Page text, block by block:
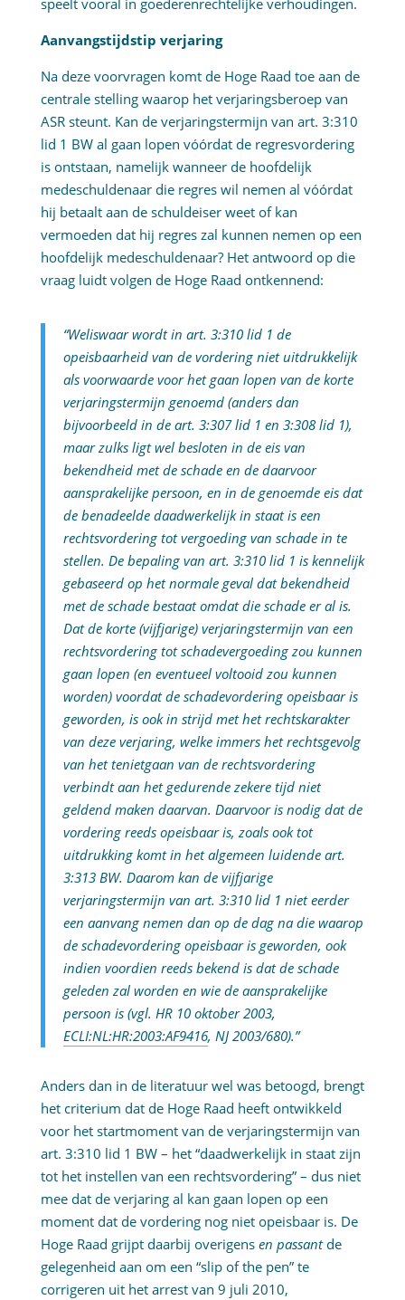
speelt vooral in goederenrechtelijke verhoudingen.
Aanvangstijdstip verjaring
Na deze voorvragen komt de Hoge Raad toe aan de
centrale stelling waarop het verjaringsberoep van
ASR steunt. Kan de verjaringstermijn van art. 3:310
lid 1 BW al gaan lopen vóórdat de regresvordering
is ontstaan, namelijk wanneer de hoofdelijk
medeschuldenaar die regres wil nemen al vóórdat
hij betaalt aan de schuldeiser weet of kan
vermoeden dat hij regres zal kunnen nemen op een
hoofdelijk medeschuldenaar? Het antwoord op die
vraag luidt volgen de Hoge Raad ontkennend:
“Weliswaar wordt in art. 3:310 lid 1 de
opeisbaarheid van de vordering niet uitdrukkelijk
als voorwaarde voor het gaan lopen van de korte
verjaringstermijn genoemd (anders dan
bijvoorbeeld in de art. 3:307 lid 1 en 3:308 lid 1),
maar zulks ligt wel besloten in de eis van
bekendheid met de schade en de daarvoor
aansprakelijke persoon, en in de genoemde eis dat
de benadeelde daadwerkelijk in staat is een
rechtsvordering tot vergoeding van schade in te
stellen. De bepaling van art. 3:310 lid 1 is kennelijk
gebaseerd op het normale geval dat bekendheid
met de schade bestaat omdat die schade er al is.
Dat de korte (vijfjarige) verjaringstermijn van een
rechtsvordering tot schadevergoeding zou kunnen
gaan lopen (en eventueel voltooid zou kunnen
worden) voordat de schadevordering opeisbaar is
geworden, is ook in strijd met het rechtskarakter
van deze verjaring, welke immers het rechtsgevolg
van het tenietgaan van de rechtsvordering
verbindt aan het gedurende zekere tijd niet
geldend maken daarvan. Daarvoor is nodig dat de
vordering reeds opeisbaar is, zoals ook tot
uitdrukking komt in het algemeen luidende art.
3:313 BW. Daarom kan de vijfjarige
verjaringstermijn van art. 3:310 lid 1 niet eerder
een aanvang nemen dan op de dag na die waarop
de schadevordering opeisbaar is geworden, ook
indien voordien reeds bekend is dat de schade
geleden zal worden en wie de aansprakelijke
persoon is (vgl. HR 10 oktober 2003,
ECLI:NL:HR:2003:AF9416, NJ 2003/680).”
Anders dan in de literatuur wel was betoogd, brengt
het criterium dat de Hoge Raad heeft ontwikkeld
voor het startmoment van de verjaringstermijn van
art. 3:310 lid 1 BW – het “daadwerkelijk in staat zijn
tot het instellen van een rechtsvordering” – dus niet
mee dat de verjaring al kan gaan lopen op een
moment dat de vordering nog niet opeisbaar is. De
Hoge Raad grijpt daarbij overigens en passantde
gelegenheid aan om een “slip of the pen” te
corrigeren uit het arrest van 9 juli 2010,